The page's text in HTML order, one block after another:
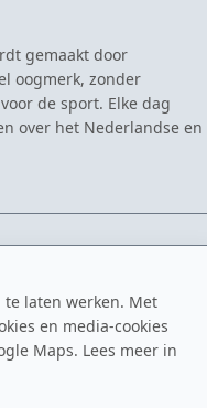
laten werken. Met
en media-cookies
Maps. Lees meer in
gemaakt door
oogmerk, zonder
de sport. Elke dag
over het Nederlandse en
Badminton
Open